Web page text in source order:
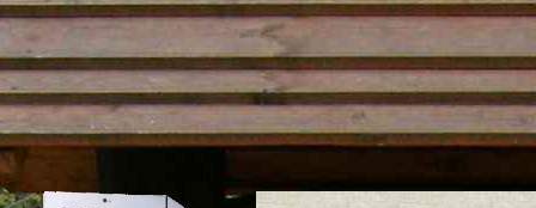
strona w naprawie zapraszamy